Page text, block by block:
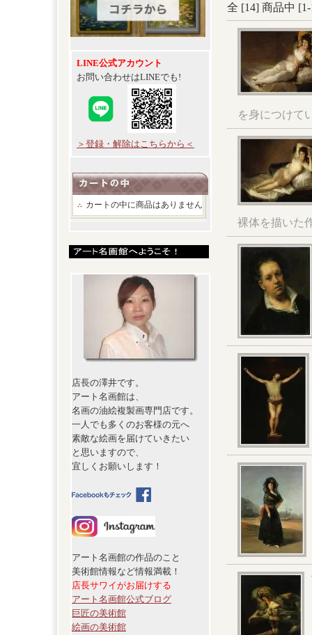
LINE公式アカウント
お問い合わせはLINEでも!
＞登録・解除はこちらから＜
カートの中に商品はありません
店長の澤井です。
アート名画館は、
名画の油絵複製画専門店です。
一人でも多くのお客様の元へ
素敵な絵画を届けていきたい
と思いますので、
宜しくお願いします！
アート名画館の作品のこと
美術館情報など情報満載！
店長サワイがお届けする
アート名画館公式ブログ
巨匠の美術館
絵画の美術館
全 [14] 商品中 [1-
を身につけて
裸体を描いた